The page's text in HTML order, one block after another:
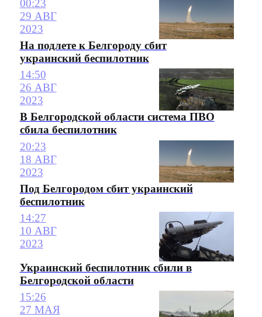
00:23
29 АВГ
2023
На подлете к Белгороду сбит
украинский беспилотник
14:50
26 АВГ
2023
В Белгородской области система ПВО
сбила беспилотник
20:23
18 АВГ
2023
Под Белгородом сбит украинский
беспилотник
14:27
10 АВГ
2023
Украинский беспилотник сбили в
Белгородской области
15:26
27 МАЯ